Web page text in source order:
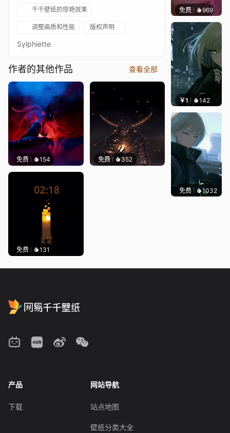
千千壁纸的惊艳效果
调整画质和性能 版权声明
Sylphiette
作者的其他作品 查看全部
免费 154 免费 352
免费 131
免费 969辰东
￥1 142
免费 1032辰东
产品
下载
网站导航
站点地图
壁纸分类大全